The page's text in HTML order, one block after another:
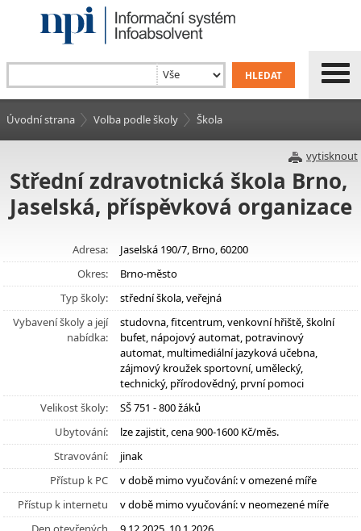
Úvodní strana Volba podle školy Škola
vytisknout
Střední zdravotnická škola Brno,
Jaselská, příspěvková organizace
Adresa:
Jaselská 190/7, Brno, 60200
Okres:
Brno-město
Typ školy:
střední škola, veřejná
Vybavení školy a její
nabídka:
studovna, fitcentrum, venkovní hřiště, školní
bufet, nápojový automat, potravinový
automat, multimediální jazyková učebna,
zájmový kroužek sportovní, umělecký,
technický, přírodovědný, první pomoci
Velikost školy:
SŠ 751 - 800 žáků
Ubytování:
lze zajistit, cena 900-1600 Kč/měs.
Stravování:
jinak
Přístup k PC
v době mimo vyučování: v omezené míře
Přístup k internetu
v době mimo vyučování: v neomezené míře